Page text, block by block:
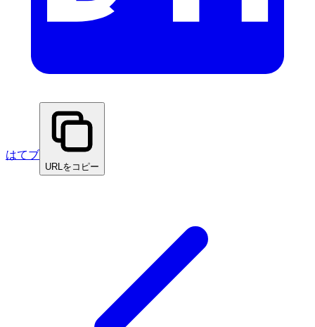
はてブ
URLをコピー